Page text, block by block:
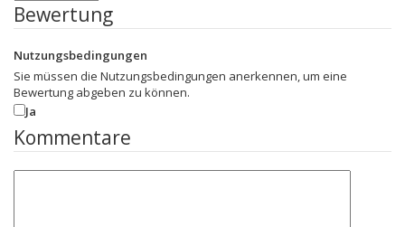
Bewertung
Nutzungsbedingungen
Sie müssen die Nutzungsbedingungen anerkennen, um eine
Bewertung abgeben zu können.
Ja
Kommentare